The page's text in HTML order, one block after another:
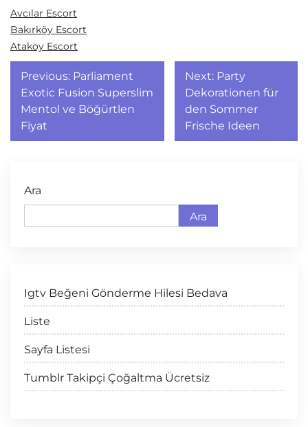
Avcılar Escort
Bakırköy Escort
Ataköy Escort
Yazı
gezinmesi
Previous: Parliament
Exotic Fusion Superslim
Mentol ve Böğürtlen
Fiyat
Next: Party
Dekorationen für
den Sommer
Frische Ideen
Ara
Ara
Igtv Beğeni Gönderme Hilesi Bedava
Liste
Sayfa Listesi
Tumblr Takipçi Çoğaltma Ücretsiz